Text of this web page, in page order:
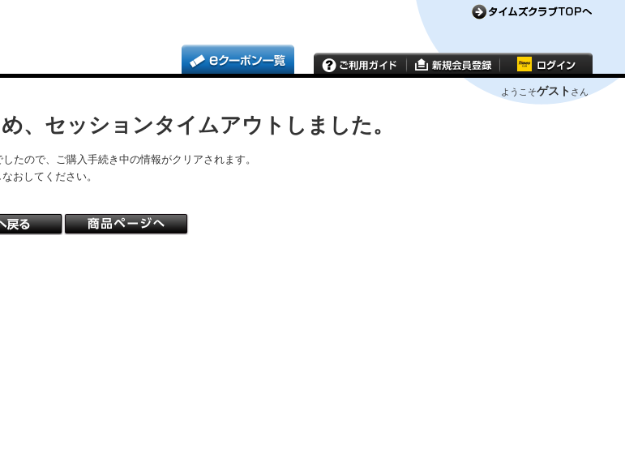
ようこそゲスト さん
、セッションタイムアウトしました。
たので、ご購入手続き中の情報がクリアされます。
おしてください。